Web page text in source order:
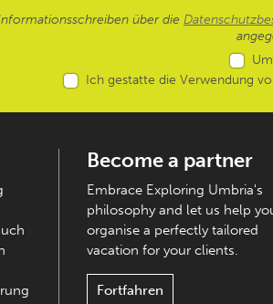
über die
Ich gestatte die Verwendung
Become a partner
Embrace Exploring Umbria's
philosophy and let us help
organise a perfectly tailored
vacation for your clients.
Fortfahren